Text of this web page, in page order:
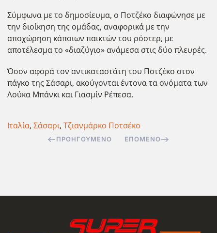
Σύμφωνα με το δημοσίευμα, ο Ποτζέκο διαφώνησε με
την διοίκηση της ομάδας, αναφορικά με την
αποχώρηση κάποιων παικτών του ρόστερ, με
αποτέλεσμα το «διαζύγιο» ανάμεσα στις δύο πλευρές.
Όσον αφορά τον αντικαταστάτη του Ποτζέκο στον
πάγκο της Σάσαρι, ακούγονται έντονα τα ονόματα των
Λούκα Μπάνκι και Γιασμίν Ρέπεσα.
Ιταλία, Σάσαρι, Τζιανμάρκο Ποτσέκο
ΠΡΟΗΓΟΎΜΕΝΟ ΕΠΌΜΕΝΟ